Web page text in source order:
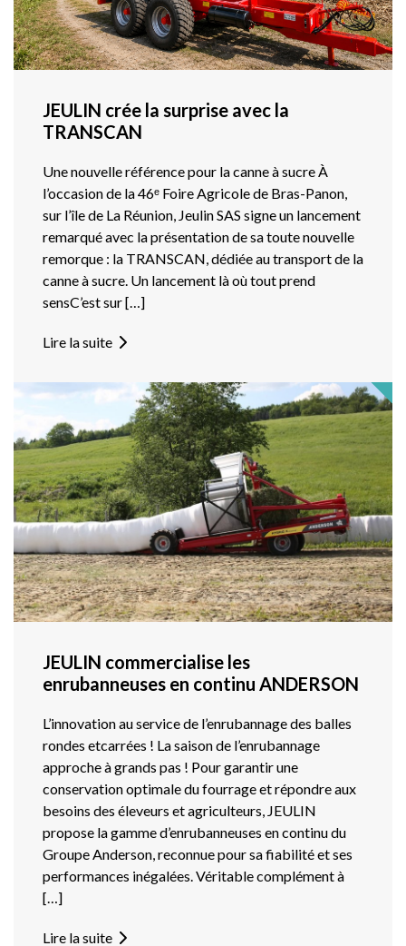
JEULIN crée la surprise avec la
TRANSCAN
Une nouvelle référence pour la canne à sucre À
l’occasion de la 46ᵉ Foire Agricole de Bras-Panon,
sur l’île de La Réunion, Jeulin SAS signe un lancement
remarqué avec la présentation de sa toute nouvelle
remorque : la TRANSCAN, dédiée au transport de la
canne à sucre. Un lancement là où tout prend
sensC’est sur […]
Lire la suite
JEULIN commercialise les
enrubanneuses en continu ANDERSON
L’innovation au service de l’enrubannage des balles
rondes etcarrées ! La saison de l’enrubannage
approche à grands pas ! Pour garantir une
conservation optimale du fourrage et répondre aux
besoins des éleveurs et agriculteurs, JEULIN
propose la gamme d’enrubanneuses en continu du
Groupe Anderson, reconnue pour sa fiabilité et ses
performances inégalées. Véritable complément à
[…]
Lire la suite